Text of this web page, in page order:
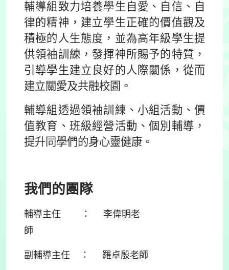
輔導組致力培養學生自愛、自信、自
律的精神，建立學生正確的價值觀及
積極的人生態度，並為高年級學生提
供領袖訓練，發揮神所賜予的特質，
引導學生建立良好的人際關係，從而
建立關愛及共融校園。
輔導組透過領袖訓練、小組活動、價
值教育、班級經營活動、個別輔導，
提升同學們的身心靈健康。
我們的團隊
輔導主任 ： 李偉明老
師
副輔導主任 ： 羅卓殷老師